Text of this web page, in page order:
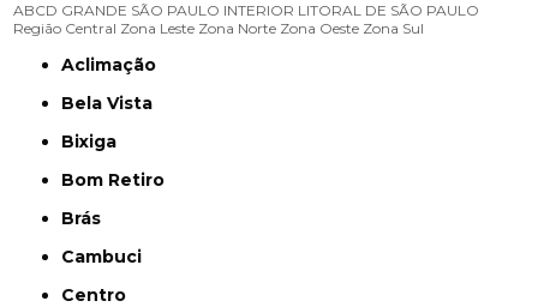
ABCD GRANDE SÃO PAULO INTERIOR LITORAL DE SÃO PAULO
Região Central Zona Leste Zona Norte Zona Oeste Zona Sul
Aclimação
Bela Vista
Bixiga
Bom Retiro
Brás
Cambuci
Centro